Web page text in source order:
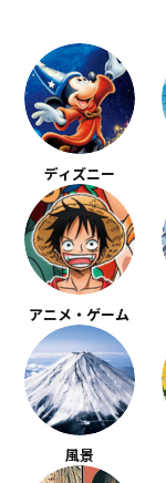
ディズニー
アニメ・ゲーム
風景